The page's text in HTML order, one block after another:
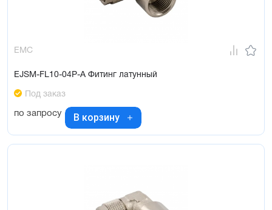
EMC
EJSM-FL10-04P-A Фитинг латунный
Под заказ
по запросу В корзину